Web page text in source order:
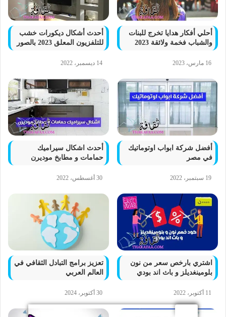
أحلي أفكار هدايا تخرج للبنات
والشباب فخمة ولائقة 2023
16 مارس، 2023
أحدث أشكال ديكورات خشب
للتلفزيون المعلق 2023 بالصور
14 ديسمبر، 2022
أفضل شركة ابواب اوتوماتيك
في مصر
19 سبتمبر، 2022
أحدث اشكال سيراميك
حمامات و مطابخ موديرن
30 أغسطس، 2022
اشتري بارخص سعر من نون
بلومينغديلز و باث اند بودي
11 أكتوبر، 2022
تعزيز برامج التبادل الثقافي في
العالم العربي
30 أكتوبر، 2024